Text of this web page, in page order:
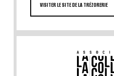
VISITER LE SITE DE LA TRÉZORERIE